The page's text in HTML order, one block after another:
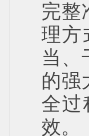
完整
理方
当、
的强
全过
效。